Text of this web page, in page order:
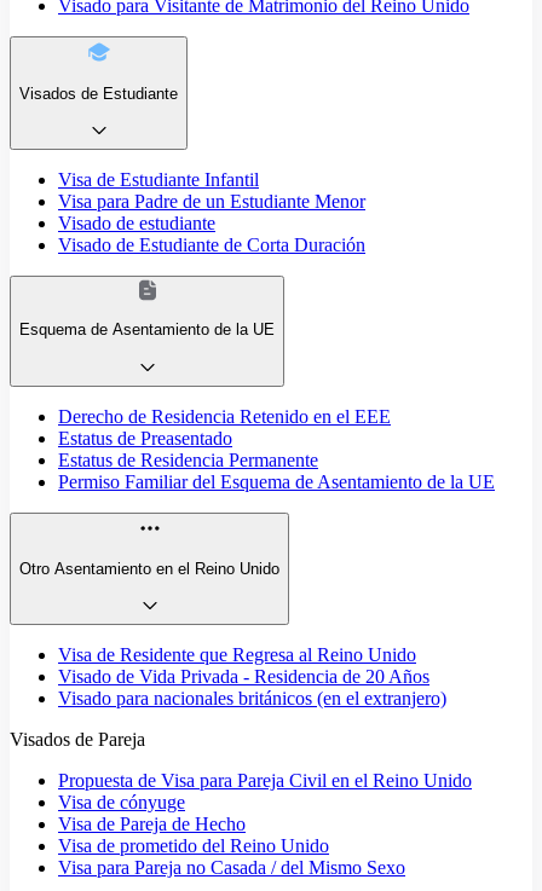
Visado para Visitante de Matrimonio del Reino Unido
Visados de Estudiante
Visa de Estudiante Infantil
Visa para Padre de un Estudiante Menor
Visado de estudiante
Visado de Estudiante de Corta Duración
Esquema de Asentamiento de la UE
Derecho de Residencia Retenido en el EEE
Estatus de Preasentado
Estatus de Residencia Permanente
Permiso Familiar del Esquema de Asentamiento de la UE
Otro Asentamiento en el Reino Unido
Visa de Residente que Regresa al Reino Unido
Visado de Vida Privada - Residencia de 20 Años
Visado para nacionales británicos (en el extranjero)
Visados de Pareja
Propuesta de Visa para Pareja Civil en el Reino Unido
Visa de cónyuge
Visa de Pareja de Hecho
Visa de prometido del Reino Unido
Visa para Pareja no Casada / del Mismo Sexo